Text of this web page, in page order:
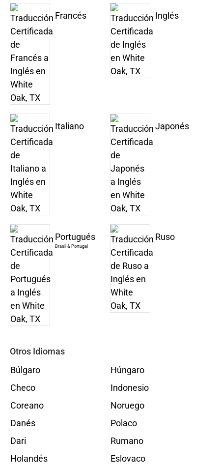
Francés Inglés
Italiano Japonés
Portugués
Brasil & Portugal
Ruso
Otros Idiomas
Búlgaro
Checo
Coreano
Danés
Dari
Holandés
Húngaro
Indonesio
Noruego
Polaco
Rumano
Eslovaco